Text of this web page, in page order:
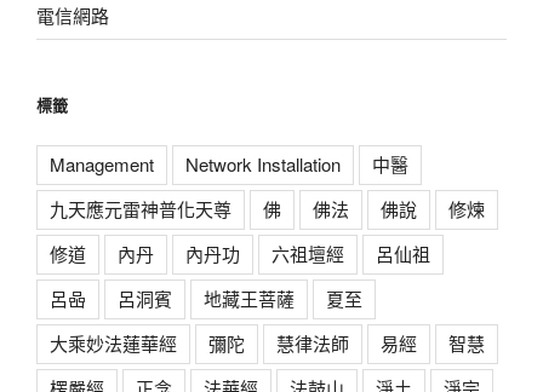
電信網路
標籤
Management Network Installation
中醫
九天應元雷神普化天尊
佛 佛法 佛說
修煉
修道
內丹 內丹功 六祖壇經
呂仙祖
呂喦
呂洞賓 地藏王菩薩
夏至
大乘妙法蓮華經
彌陀 慧律法師 易經
智慧